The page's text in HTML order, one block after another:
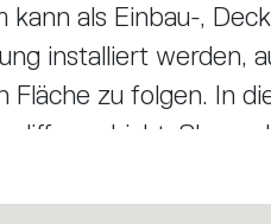
als Einbau-,
installiert werden,
zu folgen. In
Licht, Sharp-
offenen Plattform,